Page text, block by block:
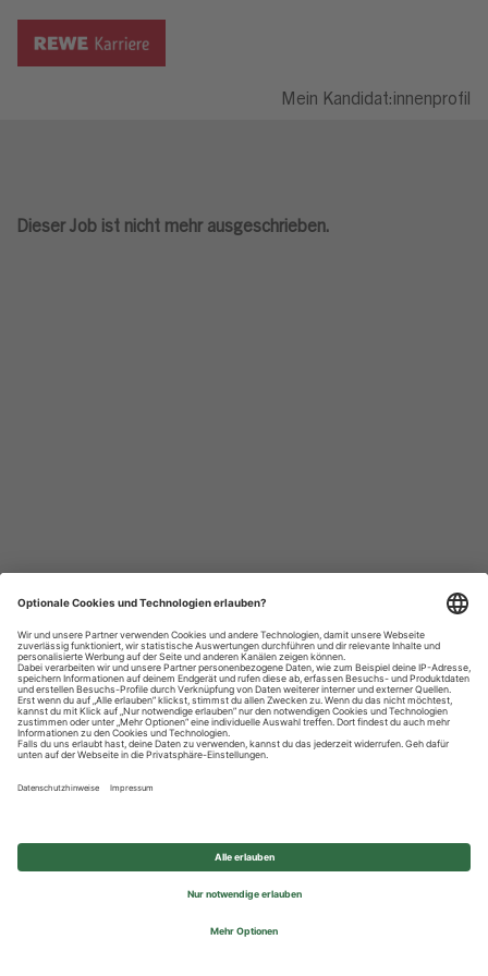
Mein Kandidat:innenprofil
Dieser Job ist nicht mehr ausgeschrieben.
Datenschutzhinweise
Impressum
Privatsphäre-Einstellungen
© 2026 REWE Group - All rights reserved